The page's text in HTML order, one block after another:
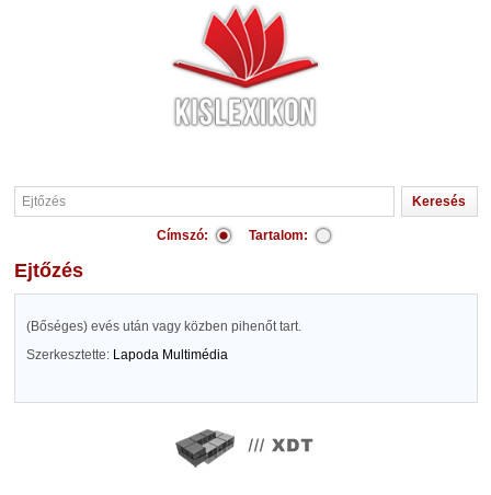
Címszó: Tartalom:
Ejtőzés
(Bőséges) evés után vagy közben pihenőt tart.
Szerkesztette: Lapoda Multimédia